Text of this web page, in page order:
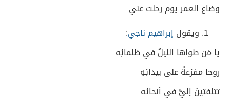
وضاع العمر يوم رحلت عني
ويقول إبراهيم ناجي:
يا مَن طواها الليلُ في ظلمائِه
روحا مفزعةً على بيدائِهِ
تتلفتينَ إليَّ في أنحائه